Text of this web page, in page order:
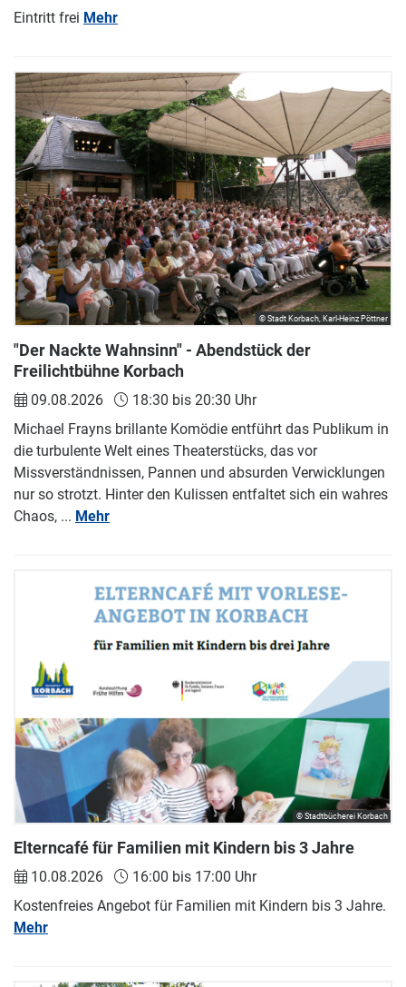
Eintritt frei Mehr
"Der Nackte Wahnsinn" - Abendstück der
Freilichtbühne Korbach
09.08.2026
18:30 bis 20:30 Uhr
Michael Frayns brillante Komödie entführt das Publikum in
die turbulente Welt eines Theaterstücks, das vor
Missverständnissen, Pannen und absurden Verwicklungen
nur so strotzt. Hinter den Kulissen entfaltet sich ein wahres
Chaos, ... Mehr
© Stadt Korbach, Karl-Heinz Pöttner
Elterncafé für Familien mit Kindern bis 3 Jahre
10.08.2026
16:00 bis 17:00 Uhr
Kostenfreies Angebot für Familien mit Kindern bis 3 Jahre.
Mehr
© Stadtbücherei Korbach